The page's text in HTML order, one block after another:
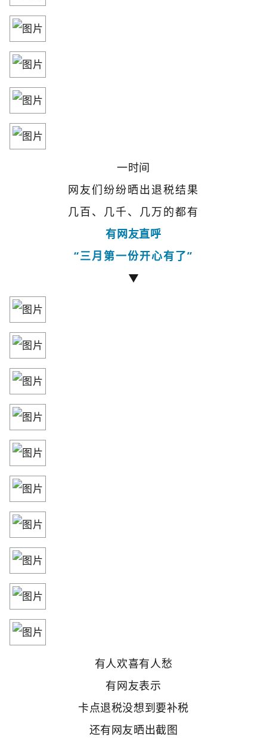
一时间
网友们纷纷晒出退税结果
几百、几千、几万的都有
有网友直呼
“三月第一份开心有了”
▼
有人欢喜有人愁
有网友表示
卡点退税没想到要补税
还有网友晒出截图